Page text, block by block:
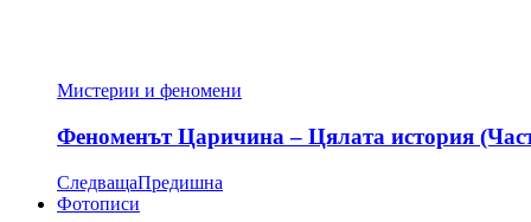
Мистерии и феномени
Феноменът Царичина – Цялата история
СледващаПредишна
Фотописи